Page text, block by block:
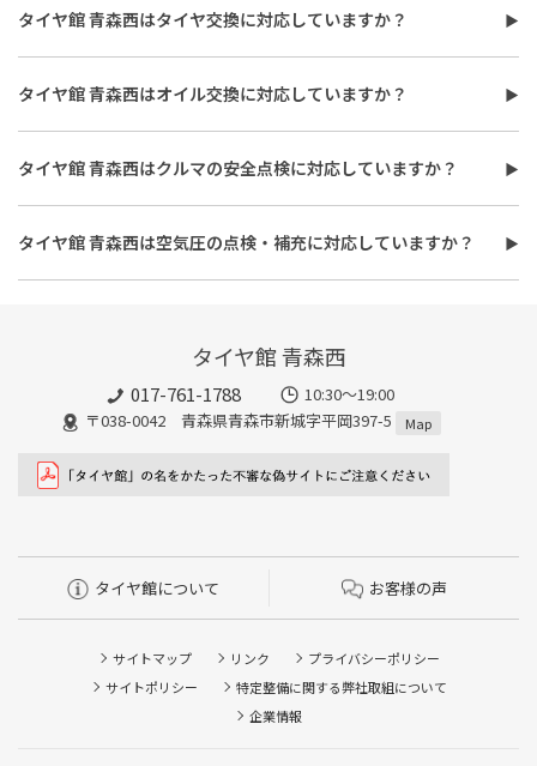
タイヤ館 青森西はタイヤ交換に対応していますか？
タイヤ館 青森西はタイヤ交換に対応しています。
費用は、タイヤ交換工賃のほかに、タイヤ本体の価格やホイール
バランス調整、使用済みタイヤ処分費用などがかかる場合があり
ます。
また、作業時間は最短で約30分程度ですが、作業内容や交換本
数、車種により異なり、時間がかかる場合もございます。詳細は店
舗スタッフまでお気軽にご相談ください
タイヤ館 青森西はオイル交換に対応していますか？
タイヤ館 青森西はオイル交換に対応しています。
使用するオイルの種類（鉱物油・部分合成油・全合成油）や粘
度、交換量によって費用が変わります。工賃やフィルター代を含め
た交換費用については、店舗スタッフまでお問い合わせくださ
い。
また、所要時間は最短約30分程度になります。こちらもオイルフ
ィルターの同時交換や、在庫・車種、作業時期等により時間が変
タイヤ館 青森西はクルマの安全点検に対応していますか？
タイヤ館 青森西はおクルマの安全点検に対応しています。最短30
分、無料で対応させていただきます。
タイヤ館 青森西は空気圧の点検・補充に対応していますか？
タイヤ館 青森西は空気圧の点検・補充に対応しています。最短15
タイヤ館 青森西
017-761-1788
10:30〜19:00
〒038-0042 青森県青森市新城字平岡397-5
Map
タイヤ館について お客様の声
サイトマップ リンク
プライバシーポリシー
サイトポリシー
特定整備に関する弊社取組について
企業情報